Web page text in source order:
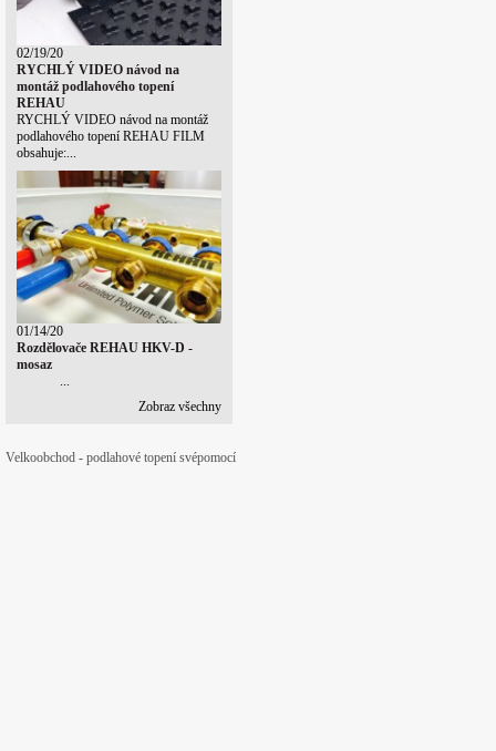
02/19/20
RYCHLÝ VIDEO návod na
montáž podlahového topení
REHAU
RYCHLÝ VIDEO návod na montáž
podlahového topení REHAU FILM
obsahuje:...
01/14/20
Rozdělovače REHAU HKV-D -
mosaz
...
Zobraz všechny
Velkoobchod - podlahové topení svépomocí